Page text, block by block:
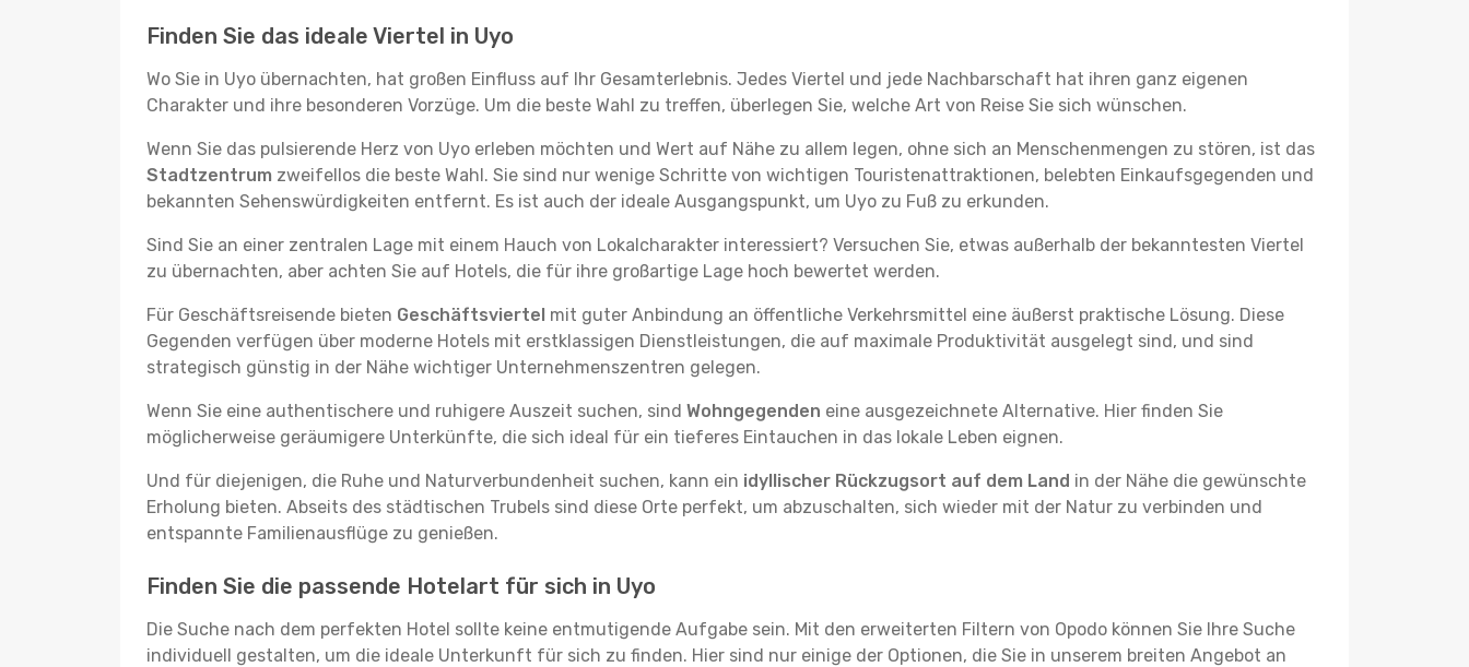
Finden Sie das ideale Viertel in Uyo
Wo Sie in Uyo übernachten, hat großen Einfluss auf Ihr Gesamterlebnis. Jedes Viertel und jede Nachbarschaft hat ihren ganz eigenen
Charakter und ihre besonderen Vorzüge. Um die beste Wahl zu treffen, überlegen Sie, welche Art von Reise Sie sich wünschen.
Wenn Sie das pulsierende Herz von Uyo erleben möchten und Wert auf Nähe zu allem legen, ohne sich an Menschenmengen zu stören, ist das
Stadtzentrum zweifellos die beste Wahl. Sie sind nur wenige Schritte von wichtigen Touristenattraktionen, belebten Einkaufsgegenden und
bekannten Sehenswürdigkeiten entfernt. Es ist auch der ideale Ausgangspunkt, um Uyo zu Fuß zu erkunden.
Sind Sie an einer zentralen Lage mit einem Hauch von Lokalcharakter interessiert? Versuchen Sie, etwas außerhalb der bekanntesten Viertel
zu übernachten, aber achten Sie auf Hotels, die für ihre großartige Lage hoch bewertet werden.
Für Geschäftsreisende bieten Geschäftsviertel mit guter Anbindung an öffentliche Verkehrsmittel eine äußerst praktische Lösung. Diese
Gegenden verfügen über moderne Hotels mit erstklassigen Dienstleistungen, die auf maximale Produktivität ausgelegt sind, und sind
strategisch günstig in der Nähe wichtiger Unternehmenszentren gelegen.
Wenn Sie eine authentischere und ruhigere Auszeit suchen, sind Wohngegenden eine ausgezeichnete Alternative. Hier finden Sie
möglicherweise geräumigere Unterkünfte, die sich ideal für ein tieferes Eintauchen in das lokale Leben eignen.
Und für diejenigen, die Ruhe und Naturverbundenheit suchen, kann ein idyllischer Rückzugsort auf dem Land in der Nähe die gewünschte
Erholung bieten. Abseits des städtischen Trubels sind diese Orte perfekt, um abzuschalten, sich wieder mit der Natur zu verbinden und
entspannte Familienausflüge zu genießen.
Finden Sie die passende Hotelart für sich in Uyo
Die Suche nach dem perfekten Hotel sollte keine entmutigende Aufgabe sein. Mit den erweiterten Filtern von Opodo können Sie Ihre Suche
individuell gestalten, um die ideale Unterkunft für sich zu finden. Hier sind nur einige der Optionen, die Sie in unserem breiten Angebot an